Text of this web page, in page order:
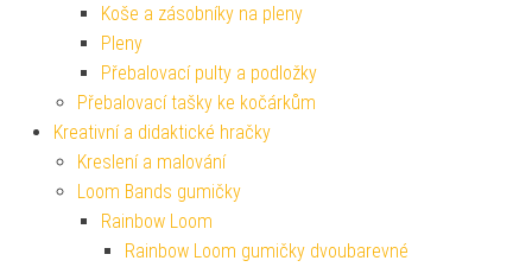
Koše a zásobníky na pleny
Pleny
Přebalovací pulty a podložky
Přebalovací tašky ke kočárkům
Kreativní a didaktické hračky
Kreslení a malování
Loom Bands gumičky
Rainbow Loom
Rainbow Loom gumičky dvoubarevné